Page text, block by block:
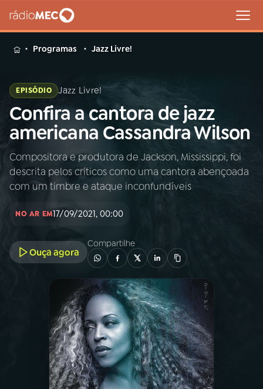
MENU
Buscar
na
Rádio
MEC
Buscar
Início AO VIVO
01INÍCIO
02A RÁDIO
PROGRAMAÇÃO
PROGRAMAS
PODCASTS
Programas Jazz Livre!
EPISÓDIO Jazz Livre!
Confira a cantora de jazz
americana Cassandra Wilson
Compositora e produtora de Jackson, Mississippi, foi
descrita pelos críticos como uma cantora abençoada
com um timbre e ataque inconfundíveis
NO AR EM17/09/2021, 00:00
Ouça agora
Compartilhe